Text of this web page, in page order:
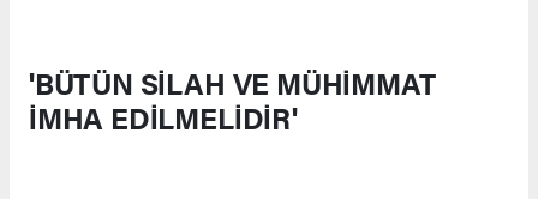
'BÜTÜN SİLAH VE MÜHİMMAT
İMHA EDİLMELİDİR'